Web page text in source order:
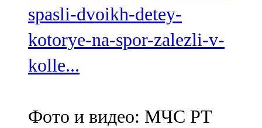
spasli-dvoikh-detey-
kotorye-na-spor-zalezli-v-
kolle...
Фото и видео: МЧС РТ